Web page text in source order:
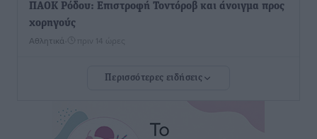
ΠΑΟΚ Ρόδου: Επιστροφή Τοντόροβ και άνοιγμα προς
χορηγούς
Αθλητικά πριν 14 ώρες
Rhodes Beyond Summer – Εκεί που το καλοκαίρι
Τοπικές Ειδήσεις
Περισσότερες ειδήσεις